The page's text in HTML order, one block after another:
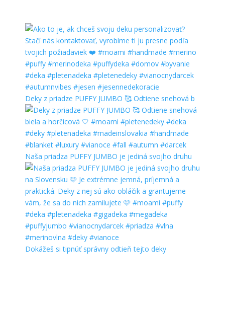
Deky z priadze PUFFY JUMBO 🥰 Odtiene snehová b
Naša priadza PUFFY JUMBO je jediná svojho druhu
Dokážeš si tipnúť správny odtieň tejto deky